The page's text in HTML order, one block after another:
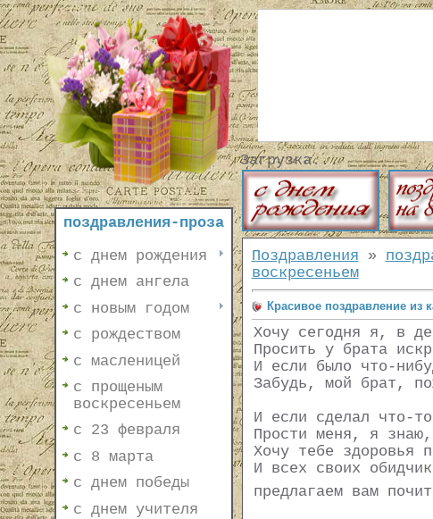
поздравления-проза
с днем рождения
с днем ангела
с новым годом
с рождеством
с масленицей
с прощеным
воскресеньем
с 23 февраля
с 8 марта
с днем победы
с днем учителя
Загрузка...
Поздравления »
воскресеньем
Красивое поздравление из
Хочу сегодня я, в
Просить у брата
И если было что-
Забудь, мой брат,
И если сделал что-
Прости меня, я
Хочу тебе здоровья
И всех своих
предлагаем вам